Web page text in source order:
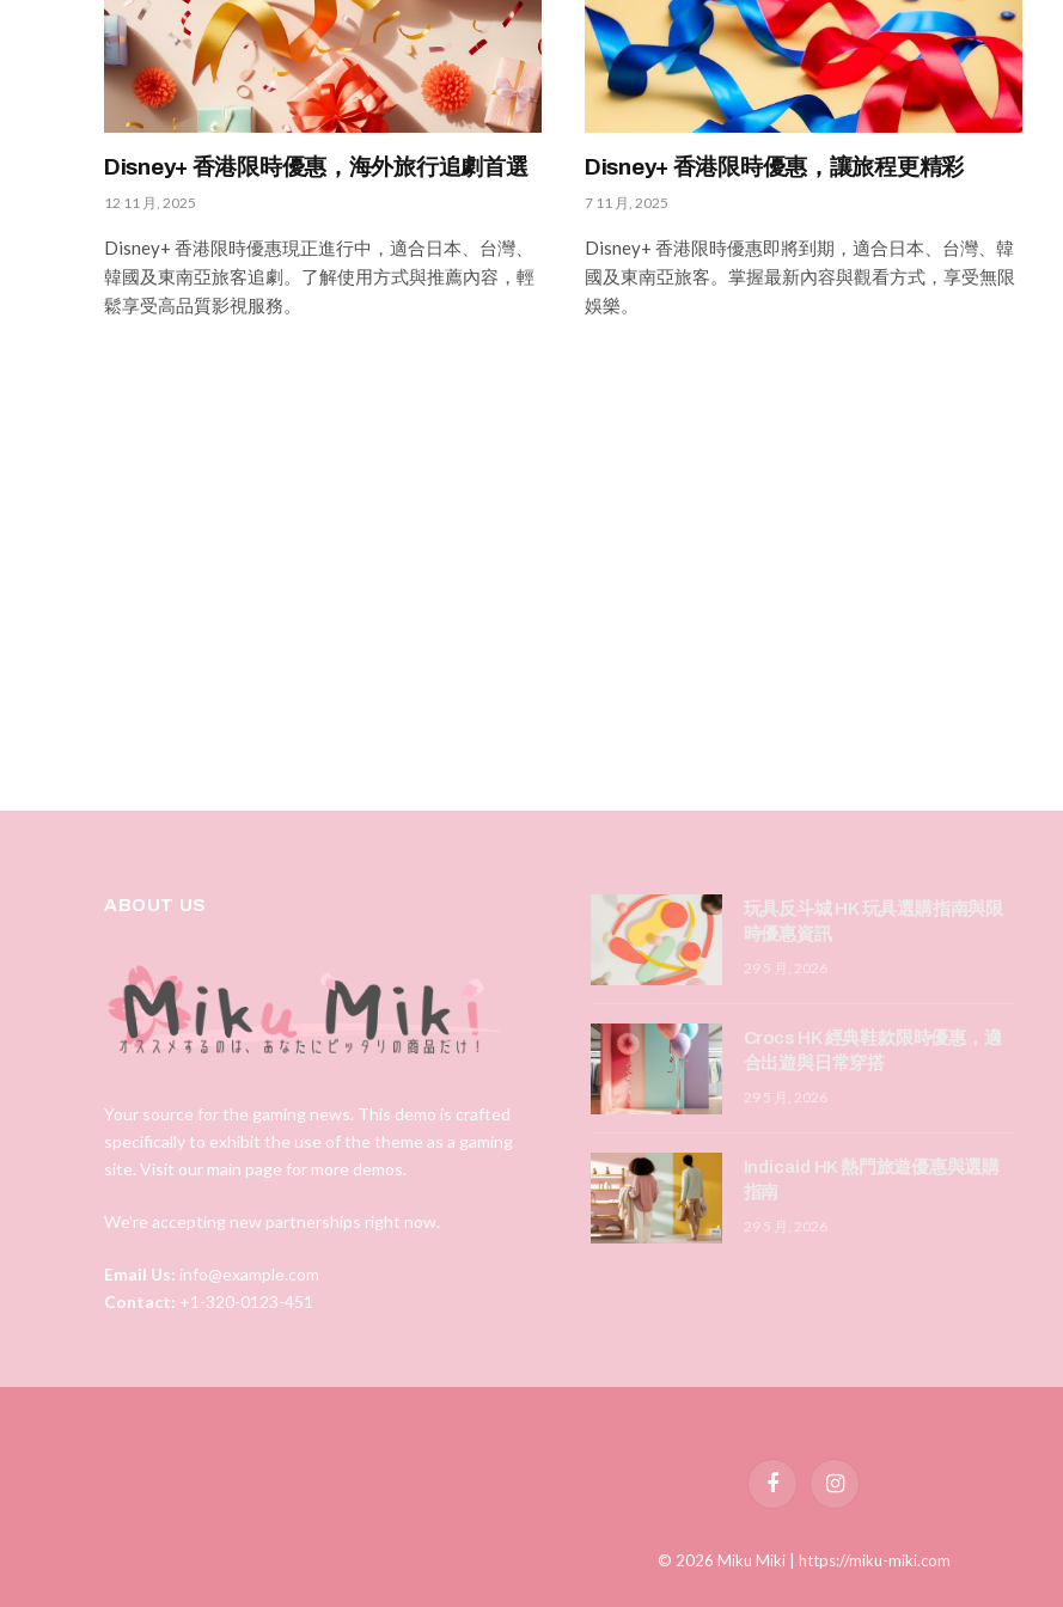
Disney+ 香港限時優惠，海外旅行追劇首選
12 11 月, 2025
Disney+ 香港限時優惠現正進行中，適合日本、台灣、
韓國及東南亞旅客追劇。了解使用方式與推薦內容，輕
鬆享受高品質影視服務。
Disney+ 香港限時優惠，讓旅程更精彩
7 11 月, 2025
Disney+ 香港限時優惠即將到期，適合日本、台灣、韓
國及東南亞旅客。掌握最新內容與觀看方式，享受無限
娛樂。
ABOUT US
Your source for the gaming news. This demo is crafted
specifically to exhibit the use of the theme as a gaming
site. Visit our main page for more demos.
We're accepting new partnerships right now.
Email Us: info@example.com
Contact: +1-320-0123-451
玩具反斗城 HK 玩具選購指南與限
時優惠資訊
29 5 月, 2026
Crocs HK 經典鞋款限時優惠，適
合出遊與日常穿搭
29 5 月, 2026
Indicaid HK 熱門旅遊優惠與選購
指南
29 5 月, 2026
FacebookInstagram
© 2026 Miku Miki | https://miku-miki.com